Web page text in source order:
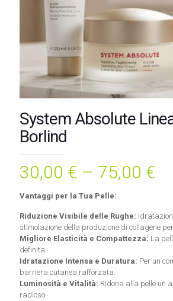
System Absolute
Borlind
30,00 € – 75,00 €
Vantaggi per la Tua Pelle:
Riduzione Visibile delle Rughe:
stimolazione della produzione di collagene
Migliore Elasticità e Compattezza: La
definita.
Idratazione Intensa e Duratura: Per un
barriera cutanea rafforzata.
Luminosità e Vitalità: Ridona alla pelle un
radioso.